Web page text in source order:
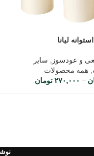
مدت زمان سوخت بالا و
خرید شمع برای شما باشه
مجموعه اورس بر
معطر کالکشن لاله زار
با طبیعت میباشد با خرید
لیانا
و عودسوز , سایر
, همه محصولات
– ۲۷۰,۰۰۰ تومان